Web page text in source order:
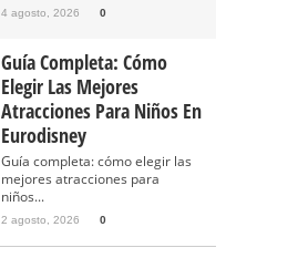
4 agosto, 2026 0
Guía Completa: Cómo
Elegir Las Mejores
Atracciones Para Niños En
Eurodisney
Guía completa: cómo elegir las
mejores atracciones para
niños...
2 agosto, 2026 0